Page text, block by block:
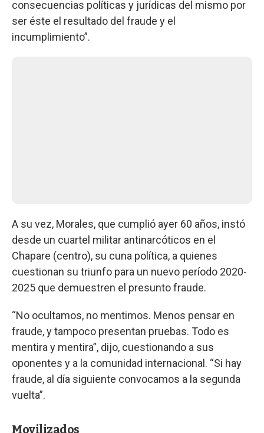
consecuencias políticas y jurídicas del mismo por
ser éste el resultado del fraude y el
incumplimiento”.
A su vez, Morales, que cumplió ayer 60 años, instó
desde un cuartel militar antinarcóticos en el
Chapare (centro), su cuna política, a quienes
cuestionan su triunfo para un nuevo período 2020-
2025 que demuestren el presunto fraude.
“No ocultamos, no mentimos. Menos pensar en
fraude, y tampoco presentan pruebas. Todo es
mentira y mentira”, dijo, cuestionando a sus
oponentes y a la comunidad internacional. “Si hay
fraude, al día siguiente convocamos a la segunda
vuelta”.
Movilizados